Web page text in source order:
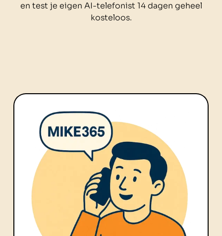
en test je eigen AI-telefonist 14 dagen geheel
kosteloos.